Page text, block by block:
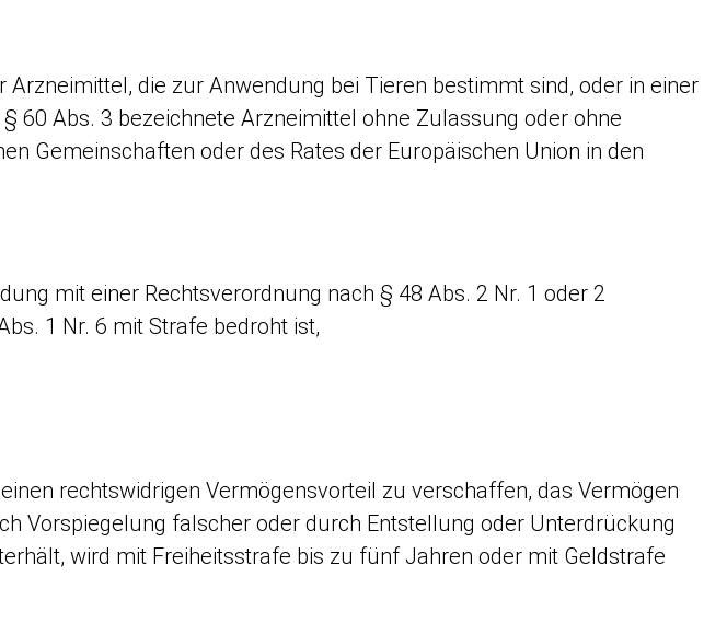
die zur Anwendung bei Tieren bestimmt sind, oder in einer
60 Abs. 3 bezeichnete Arzneimittel ohne Zulassung oder ohne
Gemeinschaften oder des Rates der Europäischen Union in den
mit einer Rechtsverordnung nach § 48 Abs. 2 Nr. 1 oder 2
1 Nr. 6 mit Strafe bedroht ist,
rechtswidrigen Vermögensvorteil zu verschaffen, das Vermögen
Vorspiegelung falscher oder durch Entstellung oder Unterdrückung
wird mit Freiheitsstrafe bis zu fünf Jahren oder mit Geldstrafe